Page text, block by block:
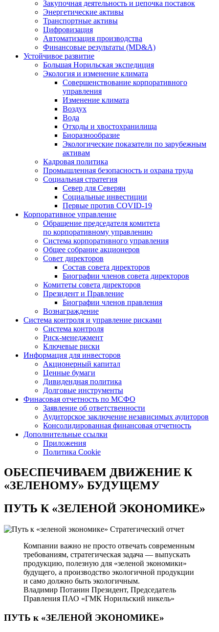
Закупочная деятельность и цепочка поставок
Энергетические активы
Транспортные активы
Цифровизация
Автоматизация производства
Финансовые результаты (MD&A)
Устойчивое развитие
Большая Норильская экспедиция
Экология и изменение климата
Совершенствование корпоративного
управления
Изменение климата
Воздух
Вода
Отходы и хвостохранилища
Биоразнообразие
Экологические показатели по зарубежным
активам
Кадровая политика
Промышленная безопасность и охрана труда
Социальная стратегия
Север для Северян
Социальные инвестиции
Первые против COVID‑19
Корпоративное управление
Обращение председателя комитета
по корпоративному управлению
Система корпоративного управления
Общее собрание акционеров
Совет директоров
Состав совета директоров
Биографии членов совета директоров
Комитеты совета директоров
Президент и Правление
Биографии членов правления
Вознаграждение
Система контроля и управление рисками
Система контроля
Риск-менеджмент
Ключевые риски
Информация для инвесторов
Акционерный капитал
Ценные бумаги
Дивидендная политика
Долговые инструменты
Финасовая отчетность по МСФО
Заявление об ответственности
Аудиторское заключение независимых аудиторов
Консолидированная финансовая отчетность
Дополнительные ссылки
Приложения
Политика Cookie
ОБЕСПЕЧИВАЕМ ДВИЖЕНИЕ К
«ЗЕЛЕНОМУ» БУДУЩЕМУ
ПУТЬ К«ЗЕЛЕНОЙ ЭКОНОМИКЕ»
Стратегический отчет
Компании важно не просто отвечать современным
требованиям, стратегическая задача — выпускать
продукцию, полезную для «зеленой экономики»
будущего, а производство экологичной продукции
и само должно быть экологичным.
Владимир Потанин Президент, Председатель
Правления ПАО «ГМК Норильский никель»
ПУТЬ к «ЗЕЛЕНОЙ ЭКОНОМИКЕ»